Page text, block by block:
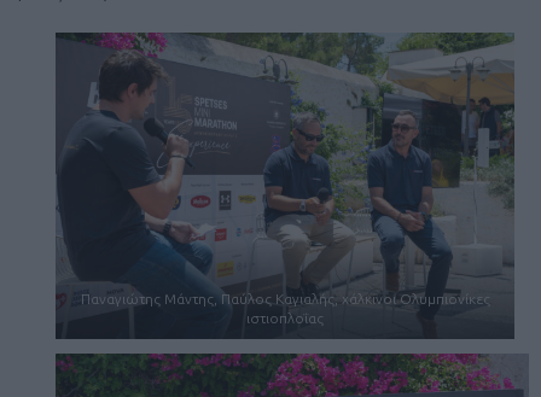
Παναγιώτης Μάντης, Παύλος Καγιαλής, χάλκινοι Ολυμπιονίκες
ιστιοπλοΐας